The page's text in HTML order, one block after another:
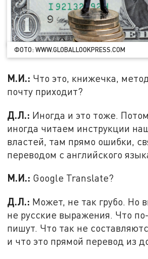
ФОТО: WWW.GLOBALLOOKPRESS.COM
М.И.: Что это, книжечка,
почту приходит?
Д.Л.: Иногда и это тоже.
иногда читаем инструкции
властей, там прямо ошибки,
переводом с английского
М.И.: Google Translate?
Д.Л.: Может, не так грубо. Но
не русские выражения. Что
пишут. Что так не
и что это прямой перевод из